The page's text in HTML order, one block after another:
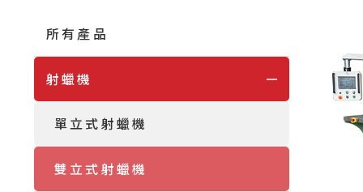
所有產品
射蠟機
單立式射蠟機
雙立式射蠟機